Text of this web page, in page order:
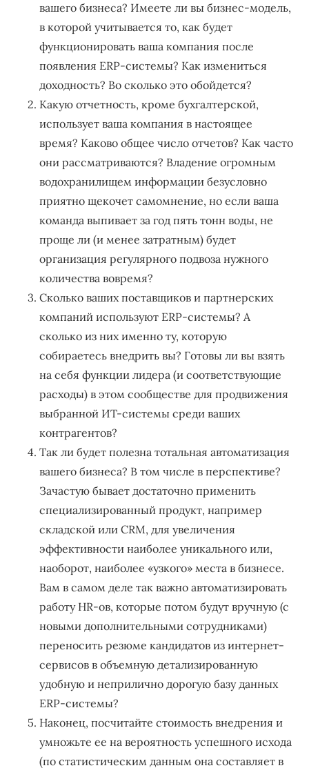
вашего бизнеса? Имеете ли вы бизнес-модель,
в которой учитывается то, как будет
функционировать ваша компания после
появления ERP-системы? Как измениться
доходность? Во сколько это обойдется?
Какую отчетность, кроме бухгалтерской,
использует ваша компания в настоящее
время? Каково общее число отчетов? Как часто
они рассматриваются? Владение огромным
водохранилищем информации безусловно
приятно щекочет самомнение, но если ваша
команда выпивает за год пять тонн воды, не
проще ли (и менее затратным) будет
организация регулярного подвоза нужного
количества вовремя?
Сколько ваших поставщиков и партнерских
компаний используют ERP-системы? А
сколько из них именно ту, которую
собираетесь внедрить вы? Готовы ли вы взять
на себя функции лидера (и соответствующие
расходы) в этом сообществе для продвижения
выбранной ИТ-системы среди ваших
контрагентов?
Так ли будет полезна тотальная автоматизация
вашего бизнеса? В том числе в перспективе?
Зачастую бывает достаточно применить
специализированный продукт, например
складской или CRM, для увеличения
эффективности наиболее уникального или,
наоборот, наиболее «узкого» места в бизнесе.
Вам в самом деле так важно автоматизировать
работу HR-ов, которые потом будут вручную (с
новыми дополнительными сотрудниками)
переносить резюме кандидатов из интернет-
сервисов в объемную детализированную
удобную и неприлично дорогую базу данных
ERP-системы?
Наконец, посчитайте стоимость внедрения и
умножьте ее на вероятность успешного исхода
(по статистическим данным она составляет в